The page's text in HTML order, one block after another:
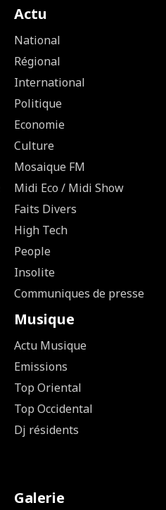
Actu
National
Régional
International
Politique
Economie
Culture
Mosaique FM
Midi Eco / Midi Show
Faits Divers
High Tech
People
Insolite
Communiques de presse
Musique
Actu Musique
Emissions
Top Oriental
Top Occidental
Dj résidents
Galerie